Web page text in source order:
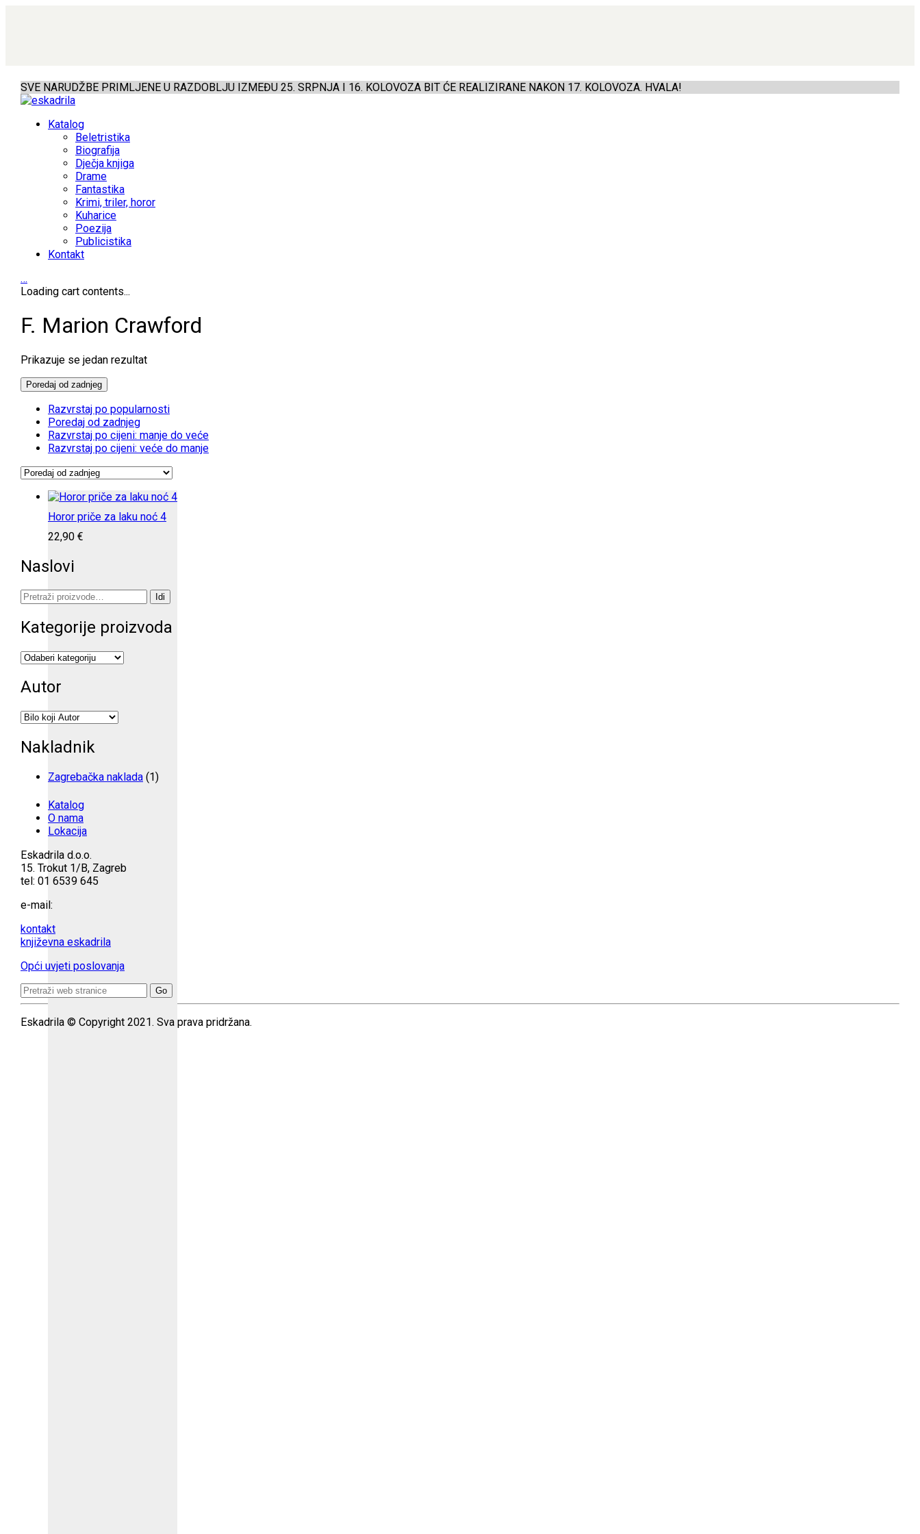
SVE NARUDŽBE PRIMLJENE U RAZDOBLJU IZMEĐU 25. SRPNJA I 16. KOLOVOZA BIT ĆE REALIZIRANE NAKON 17. KOLOVOZA. HVALA!
Katalog
Beletristika
Biografija
Dječja knjiga
Drame
Fantastika
Krimi, triler, horor
Kuharice
Poezija
Publicistika
Kontakt
…
Loading cart contents...
F. Marion Crawford
Prikazuje se jedan rezultat
Poredaj od zadnjeg
Razvrstaj po popularnosti
Poredaj od zadnjeg
Razvrstaj po cijeni: manje do veće
Razvrstaj po cijeni: veće do manje
Horor priče za laku noć 4
22,90 €
Naslovi
Pretraži: Idi
Kategorije proizvoda
Autor
Nakladnik
Zagrebačka naklada (1)
Katalog
O nama
Lokacija
Eskadrila d.o.o.
15. Trokut 1/B, Zagreb
tel: 01 6539 645
e-mail:
kontakt
književna eskadrila
Opći uvjeti poslovanja
Search
for:
Eskadrila © Copyright 2021. Sva prava pridržana.